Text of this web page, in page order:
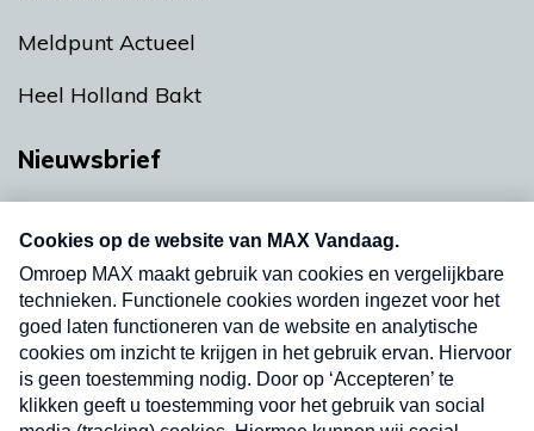
Meldpunt Actueel
Heel Holland Bakt
Nieuwsbrief
nieuwsbrief. Elke vrijdag- en dinsdagochtend in
uw mailbox.
Verzend